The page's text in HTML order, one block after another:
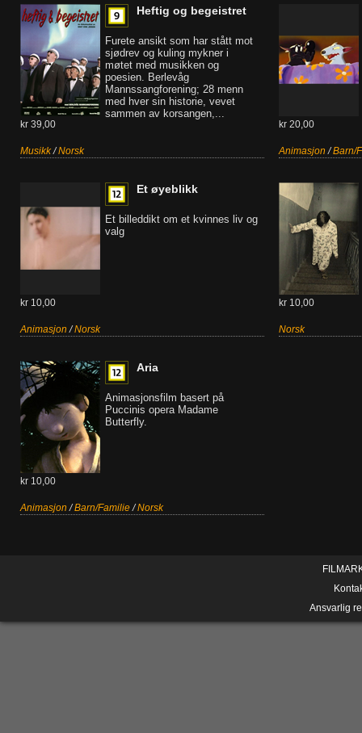
Heftig og begeistret
Furete ansikt som har stått mot
sjødrev og kuling mykner i
møtet med musikken og
poesien. Berlevåg
Mannssangforening; 28 menn
med hver sin historie, vevet
sammen av korsangen,...
kr 39,00
Musikk/Norsk
kr 20,00
Animasjon /Barn/
Et øyeblikk
Et billeddikt om et kvinnes liv og
valg
kr 10,00
Animasjon /Norsk
kr 10,00
Norsk
Aria
Animasjonsfilm basert på
Puccinis opera Madame
Butterfly.
kr 10,00
Animasjon /Barn/Familie/Norsk
Ansvarlig